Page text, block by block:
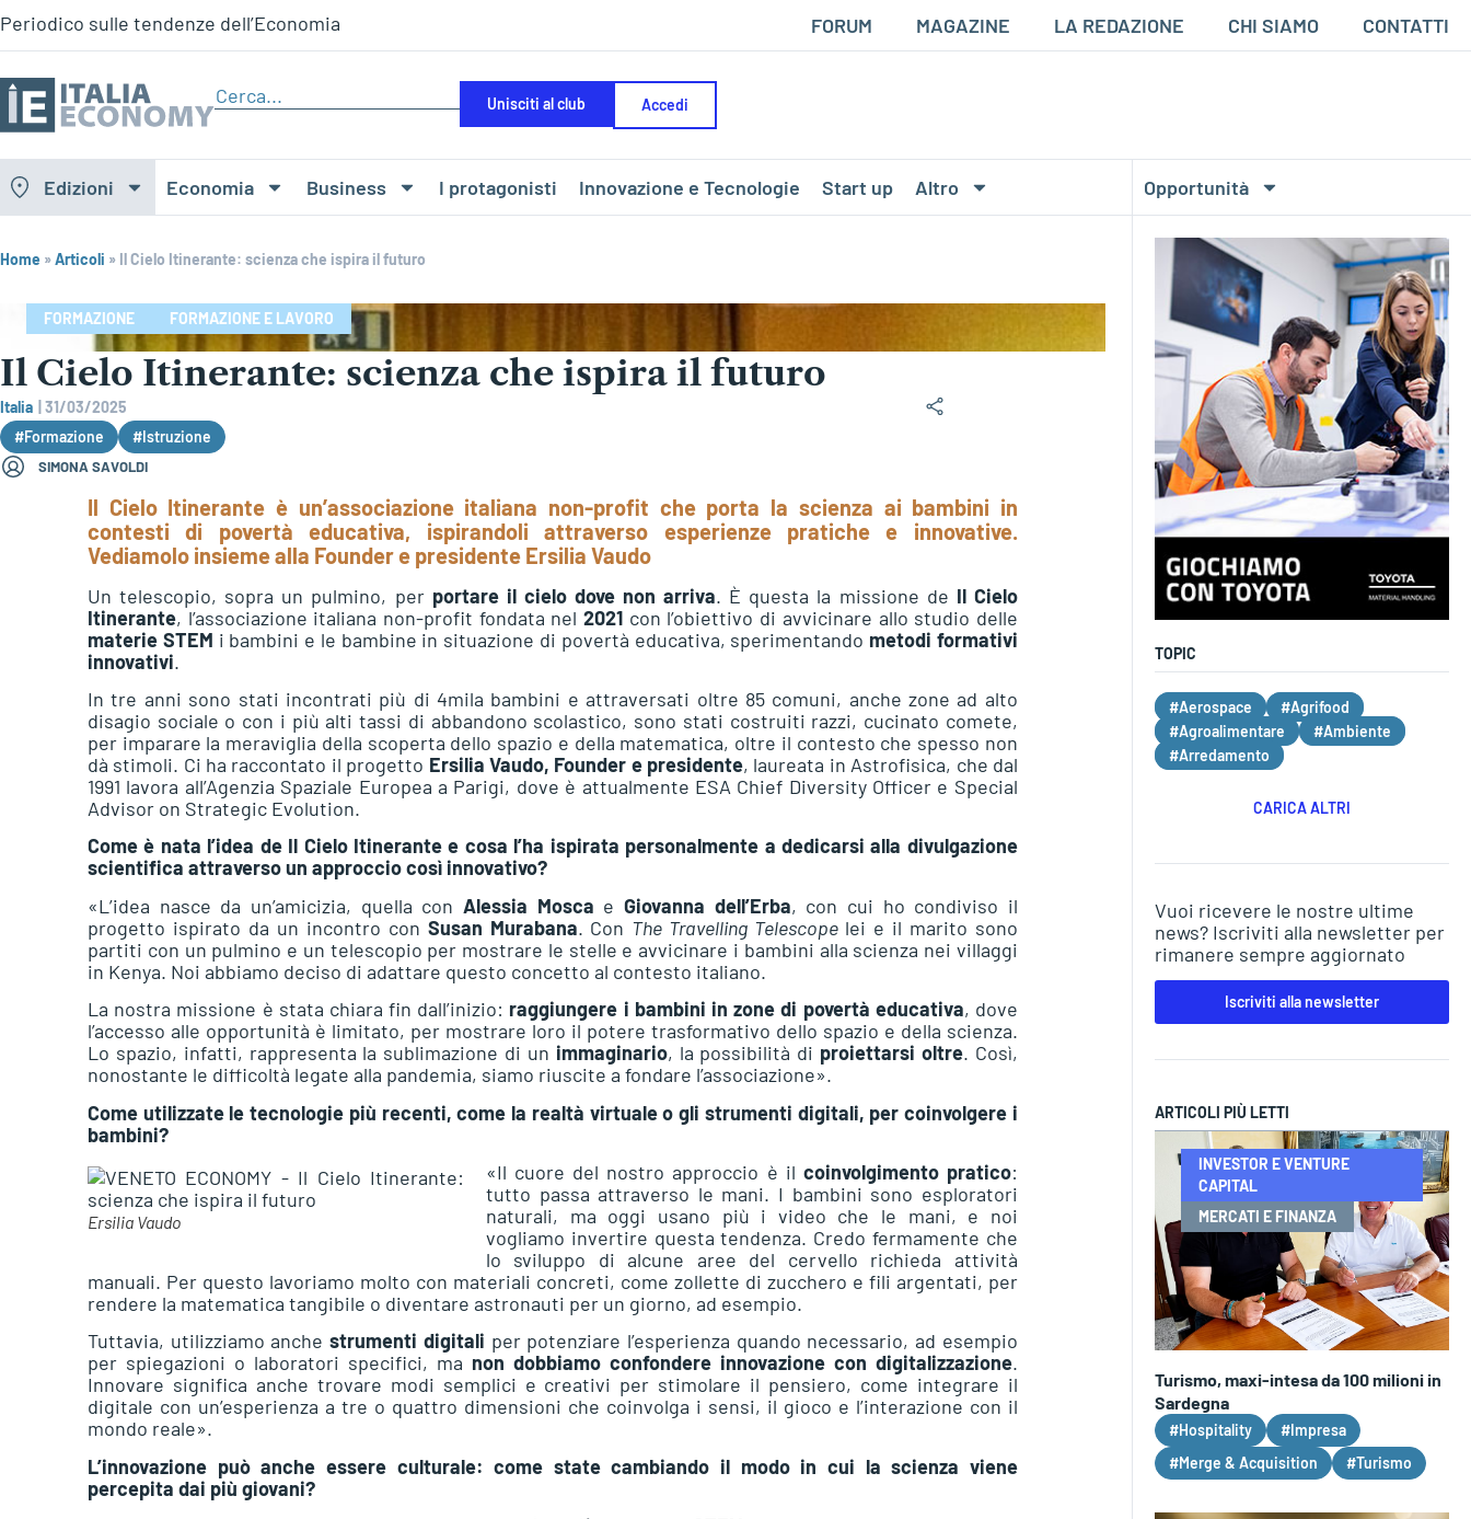
Periodico sulle tendenze dell’Economia FORUM MAGAZINE LA REDAZIONE CHI SIAMO CONTATTI
Unisciti al club Accedi
Edizioni Economia Business I protagonisti Innovazione e Tecnologie Start up Altro Opportunità
Home »Articoli » Il Cielo Itinerante: scienza che ispira il futuro
FORMAZIONE FORMAZIONE E LAVORO
Il Cielo Itinerante: scienza che ispira il futuro
Italia
31/03/2025
#Formazione
#Istruzione
SIMONA SAVOLDI
Il Cielo Itinerante è un’associazione italiana non-profit che porta la scienza ai bambini in
contesti di povertà educativa, ispirandoli attraverso esperienze pratiche e innovative.
Vediamolo insieme alla Founder e presidente Ersilia Vaudo
Un telescopio, sopra un pulmino, per portare il cielo dove non arriva. È questa la missione de Il Cielo
Itinerante, l’associazione italiana non-profit fondata nel2021 con l’obiettivo di avvicinare allo studio delle
materie STEM i bambini e le bambine in situazione di povertà educativa, sperimentando metodi formativi
innovativi.
In tre anni sono stati incontrati più di 4mila bambini e attraversati oltre 85 comuni, anche zone ad alto
disagio sociale o con i più alti tassi di abbandono scolastico, sono stati costruiti razzi, cucinato comete,
per imparare la meraviglia della scoperta dello spazio e della matematica, oltre il contesto che spesso non
dà stimoli. Ci ha raccontato il progetto Ersilia Vaudo, Founder e presidente, laureata in Astrofisica, che dal
1991 lavora all’Agenzia Spaziale Europea a Parigi, dove è attualmente ESA Chief Diversity Officer e Special
Advisor on Strategic Evolution.
Come è nata l’idea de Il Cielo Itinerante e cosa l’ha ispirata personalmente a dedicarsi alla divulgazione
scientifica attraverso un approccio così innovativo?
«L’idea nasce da un’amicizia, quella con Alessia Mosca e Giovanna dell’Erba, con cui ho condiviso il
progetto ispirato da un incontro con Susan Murabana. Con The Travelling Telescope lei e il marito sono
partiti con un pulmino e un telescopio per mostrare le stelle e avvicinare i bambini alla scienza nei villaggi
in Kenya. Noi abbiamo deciso di adattare questo concetto al contesto italiano.
La nostra missione è stata chiara fin dall’inizio: raggiungere i bambini in zone di povertà educativa, dove
l’accesso alle opportunità è limitato, per mostrare loro il potere trasformativo dello spazio e della scienza.
Lo spazio, infatti, rappresenta la sublimazione di un immaginario, la possibilità di proiettarsi oltre. Così,
nonostante le difficoltà legate alla pandemia, siamo riuscite a fondare l’associazione».
Come utilizzate le tecnologie più recenti, come la realtà virtuale o gli strumenti digitali, per coinvolgere i
bambini?
Ersilia Vaudo
«Il cuore del nostro approccio è il coinvolgimento pratico:
tutto passa attraverso le mani. I bambini sono esploratori
naturali, ma oggi usano più i video che le mani, e noi
vogliamo invertire questa tendenza. Credo fermamente che
lo sviluppo di alcune aree del cervello richieda attività
manuali. Per questo lavoriamo molto con materiali concreti, come zollette di zucchero e fili argentati, per
rendere la matematica tangibile o diventare astronauti per un giorno, ad esempio.
Tuttavia, utilizziamo anchestrumenti digitali per potenziare l’esperienza quando necessario, ad esempio
per spiegazioni o laboratori specifici, ma non dobbiamo confondere innovazione con digitalizzazione.
Innovare significa anche trovare modi semplici e creativi per stimolare il pensiero, come integrare il
digitale con un’esperienza a tre o quattro dimensioni che coinvolga i sensi, il gioco e l’interazione con il
mondo reale».
L’innovazione può anche essere culturale: come state cambiando il modo in cui la scienza viene
percepita dai più giovani?
TOPIC
#Aerospace
#Agrifood
#Agroalimentare
#Ambiente
#Arredamento
CARICA ALTRI
Vuoi ricevere le nostre ultime
news? Iscriviti alla newsletter per
rimanere sempre aggiornato
Iscriviti alla newsletter
ARTICOLI PIÙ LETTI
INVESTOR E VENTURE
CAPITAL
MERCATI E FINANZA
Turismo, maxi-intesa da 100 milioni in
Sardegna
#Hospitality
#Impresa
#Merge & Acquisition
#Turismo